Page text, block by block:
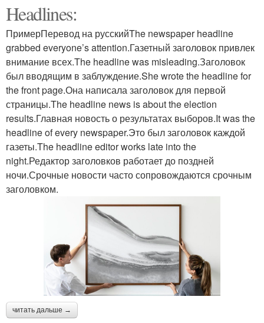
Модульная картина
Картины на бетонную
стену
Расстояния между
картинами
Картины с общим
интерьером
Правильные картины
Текстурные картины Картины в интерьере
Полотно над диваном Модные картины
Headlines:
ПримерПеревод на русскийThe newspaper headline
grabbed everyone’s attention.Газетный заголовок привлек
внимание всех.The headline was misleading.Заголовок
был вводящим в заблуждение.She wrote the headline for
the front page.Она написала заголовок для первой
страницы.The headline news is about the election
results.Главная новость о результатах выборов.It was the
headline of every newspaper.Это был заголовок каждой
газеты.The headline editor works late into the
night.Редактор заголовков работает до поздней
ночи.Срочные новости часто сопровождаются срочным
заголовком.
читать дальше →